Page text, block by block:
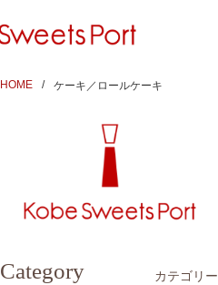
HOME ケーキ／ロールケーキ
Category カテゴリー